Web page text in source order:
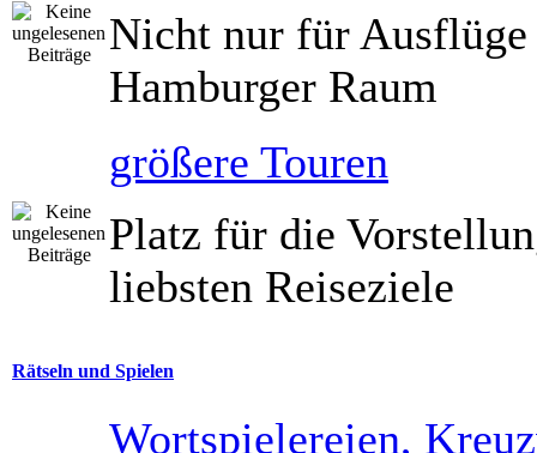
Nicht nur für Ausflüge
Hamburger Raum
größere Touren
Platz für die
liebsten Reiseziele
Rätseln und Spielen
Wortspielereien,